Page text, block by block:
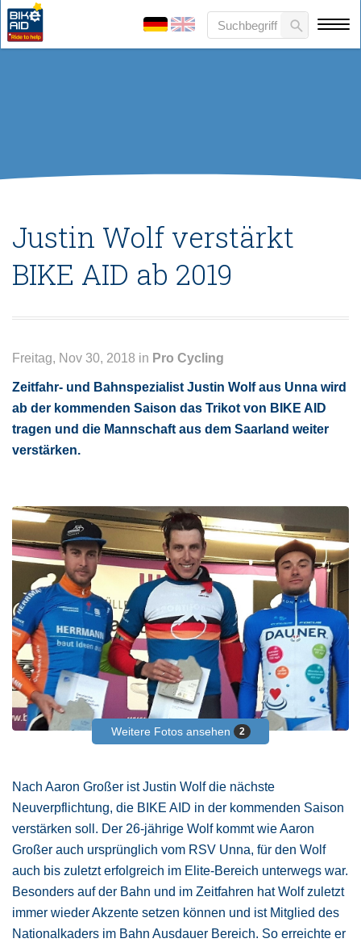
Justin Wolf verstärkt
BIKE AID ab 2019
Freitag, Nov 30, 2018 in Pro Cycling
Zeitfahr- und Bahnspezialist Justin Wolf aus Unna wird
ab der kommenden Saison das Trikot von BIKE AID
tragen und die Mannschaft aus dem Saarland weiter
verstärken.
Weitere Fotos ansehen 2
Nach Aaron Großer ist Justin Wolf die nächste
Neuverpflichtung, die BIKE AID in der kommenden Saison
verstärken soll. Der 26-jährige Wolf kommt wie Aaron
Großer auch ursprünglich vom RSV Unna, für den Wolf
auch bis zuletzt erfolgreich im Elite-Bereich unterwegs war.
Besonders auf der Bahn und im Zeitfahren hat Wolf zuletzt
immer wieder Akzente setzen können und ist Mitglied des
Nationalkaders im Bahn Ausdauer Bereich. So erreichte er